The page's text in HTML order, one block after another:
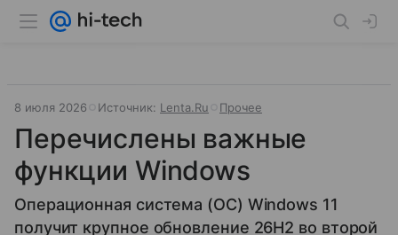
8 июля 2026 Источник: Lenta.Ru Прочее
Перечислены важные
функции Windows
Операционная система (ОС) Windows 11
получит крупное обновление 26H2 во второй